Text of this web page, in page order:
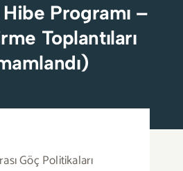
Faaliyetler
Pro
Programı –
Toplantıları
Göç Politikaları